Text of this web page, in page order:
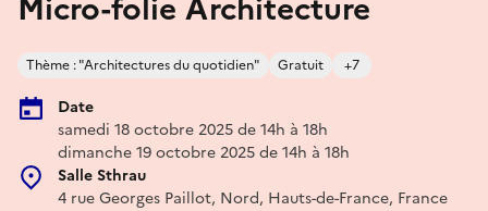
Thème : "Architectures du quotidien" Gratuit +7
Date
samedi 18 octobre 2025 de 14h à 18h
dimanche 19 octobre 2025 de 14h à 18h
Salle Sthrau
4 rue Georges Paillot, Nord, Hauts-de-France, France